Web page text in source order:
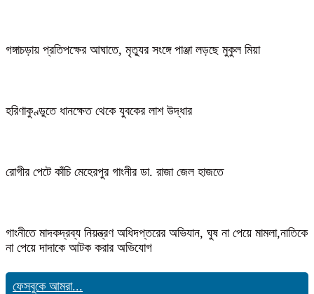
গঙ্গাচড়ায় প্রতিপক্ষের আঘাতে, মৃত্যুর সংঙ্গে পাঞ্জা লড়ছে মুকুল মিয়া
হরিণাকুণ্ডুতে ধানক্ষেত থেকে যুবকের লাশ উদ্ধার
রোগীর পেটে কাঁচি মেহেরপুর গাংনীর ডা. রাজা জেল হাজতে
গাংনীতে মাদকদ্রব্য নিয়ন্ত্রণ অধিদপ্তরের অভিযান, ঘুষ না পেয়ে মামলা,নাতিকে
না পেয়ে দাদাকে আটক করার অভিযোগ
ফেসবুকে আমরা...